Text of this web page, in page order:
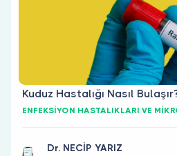
Kuduz Hastalığı Nasıl
ENFEKSİYON HASTALIKLARI VE
Dr. NECİP YARIZ